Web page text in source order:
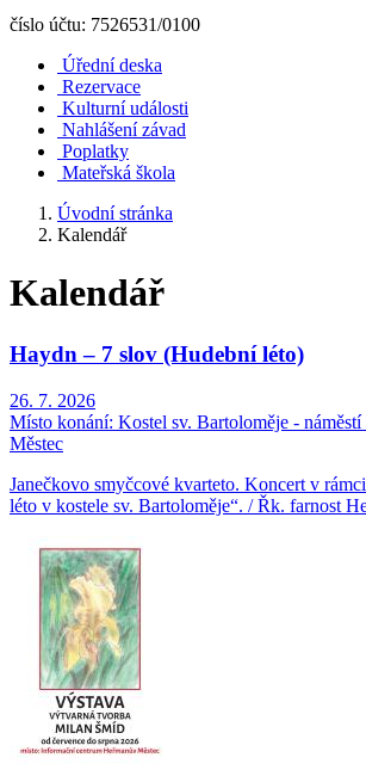
číslo účtu: 7526531/0100
Úřední deska
Rezervace
Kulturní události
Nahlášení závad
Poplatky
Mateřská škola
Úvodní stránka
Kalendář
Kalendář
Haydn – 7 slov (Hudební léto)
26. 7. 2026
Místo konání: Kostel sv. Bartoloměje -
Městec
Janečkovo smyčcové kvarteto. Koncert v
léto v kostele sv. Bartoloměje“. / Řk. farnost